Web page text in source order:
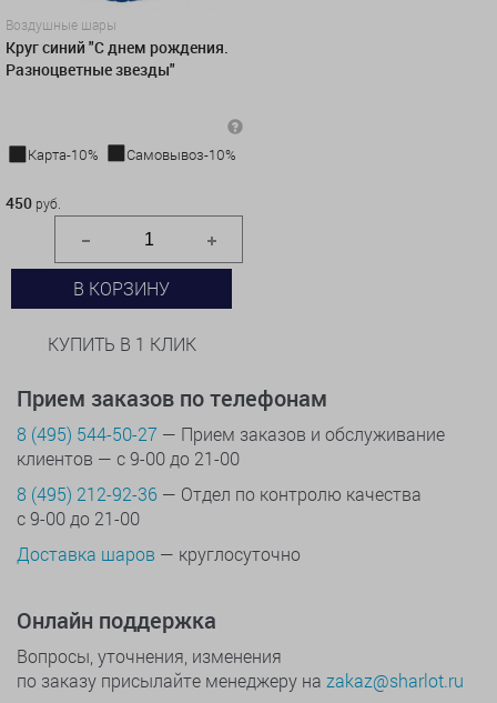
Воздушные шары
Круг синий "С днем рождения.
Разноцветные звезды"
Карта-10%
Самовывоз-10%
450 руб.
В КОРЗИНУ
КУПИТЬ В 1 КЛИК
Прием заказов по телефонам
8 (495) 544-50-27 — Прием заказов и обслуживание
клиентов — с 9-00 до 21-00
8 (495) 212-92-36 — Отдел по контролю качества
с 9-00 до 21-00
Доставка шаров — круглосуточно
Онлайн поддержка
Вопросы, уточнения, изменения
по заказу присылайте менеджеру на zakaz@sharlot.ru